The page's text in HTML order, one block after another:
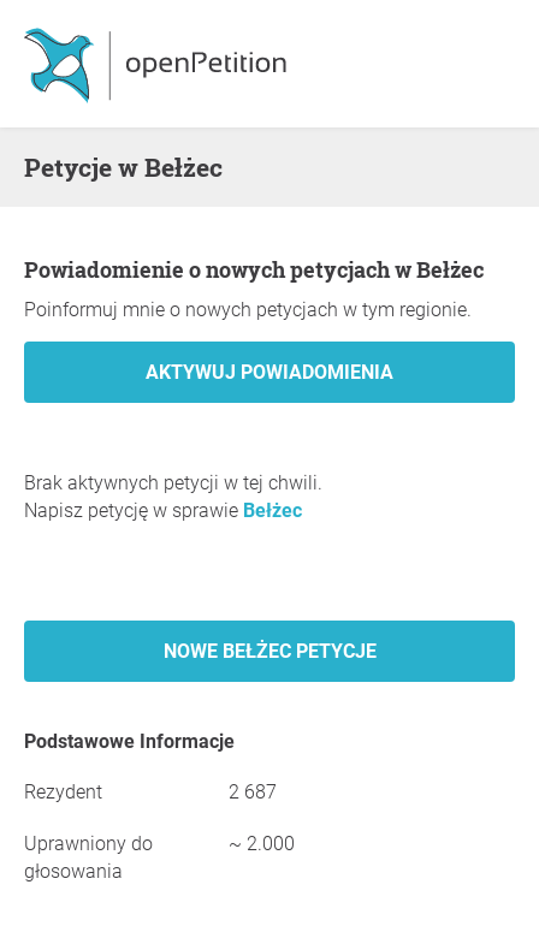
Petycje w Bełżec
Powiadomienie o nowych petycjach w Bełżec
Poinformuj mnie o nowych petycjach w tym regionie.
Brak aktywnych petycji w tej chwili.
Napisz petycję w sprawie Bełżec
NOWE BEŁŻEC PETYCJE
Podstawowe Informacje
Rezydent 2 687
Uprawniony do
głosowania
~ 2.000